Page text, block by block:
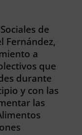
de
Fernández,
a
que
durante
y con las
las